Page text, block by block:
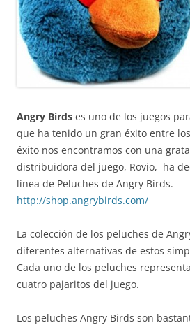
Angry Birds es uno de los juegos
que ha tenido un gran éxito entre
éxito nos encontramos con una
distribuidora del juego, Rovio, ha
línea de Peluches de Angry Birds.
http://shop.angrybirds.com/
La colección de los peluches de
diferentes alternativas de estos
Cada uno de los peluches
cuatro pajaritos del juego.
Los peluches Angry Birds son